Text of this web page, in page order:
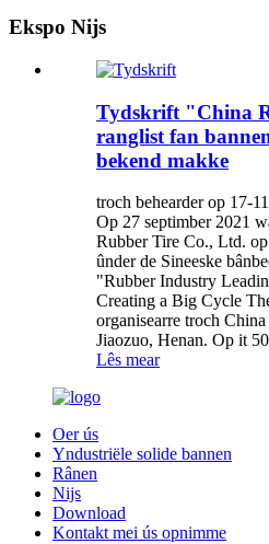
Ekspo Nijs
Tydskrift "China
ranglist fan
bekend makke
troch behearder op 17-
Op 27 septimber 2021
Rubber Tire Co., Ltd.
ûnder de Sineeske
"Rubber Industry
Creating a Big Cycle
organisearre troch
Jiaozuo, Henan. Op it
Lês mear
Oer ús
Yndustriële solide bannen
Rânen
Nijs
Download
Kontakt mei ús opnimme